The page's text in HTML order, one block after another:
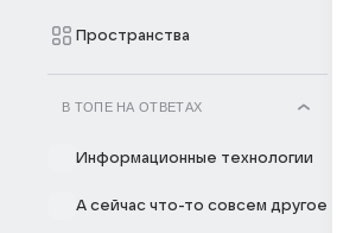
Пространства
В ТОПЕ НА ОТВЕТАХ
Информационные технологии
А сейчас что-то совсем другое